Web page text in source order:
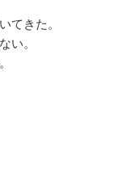
てきた。
い。